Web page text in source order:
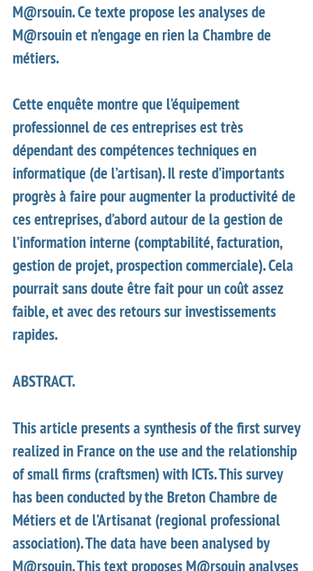
M@rsouin. Ce texte propose les analyses de
M@rsouin et n’engage en rien la Chambre de
métiers.
Cette enquête montre que l’équipement
professionnel de ces entreprises est très
dépendant des compétences techniques en
informatique (de l’artisan). Il reste d’importants
progrès à faire pour augmenter la productivité de
ces entreprises, d’abord autour de la gestion de
l’information interne (comptabilité, facturation,
gestion de projet, prospection commerciale). Cela
pourrait sans doute être fait pour un coût assez
faible, et avec des retours sur investissements
rapides.
ABSTRACT.
This article presents a synthesis of the first survey
realized in France on the use and the relationship
of small firms (craftsmen) with ICTs. This survey
has been conducted by the Breton Chambre de
Métiers et de l’Artisanat (regional professional
association). The data have been analysed by
M@rsouin. This text proposes M@rsouin analyses